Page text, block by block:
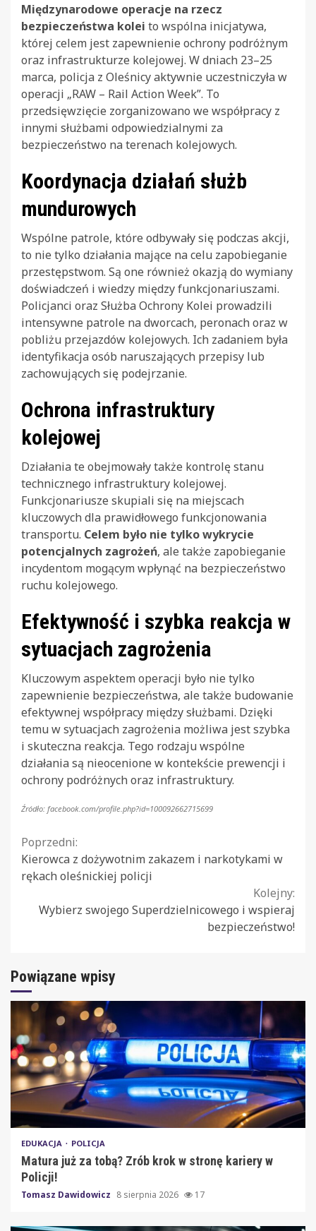
Międzynarodowe operacje na rzecz
bezpieczeństwa kolei to wspólna inicjatywa,
której celem jest zapewnienie ochrony podróżnym
oraz infrastrukturze kolejowej. W dniach 23–25
marca, policja z Oleśnicy aktywnie uczestniczyła w
operacji „RAW – Rail Action Week”. To
przedsięwzięcie zorganizowano we współpracy z
innymi służbami odpowiedzialnymi za
bezpieczeństwo na terenach kolejowych.
Koordynacja działań służb
mundurowych
Wspólne patrole, które odbywały się podczas akcji,
to nie tylko działania mające na celu zapobieganie
przestępstwom. Są one również okazją do wymiany
doświadczeń i wiedzy między funkcjonariuszami.
Policjanci oraz Służba Ochrony Kolei prowadzili
intensywne patrole na dworcach, peronach oraz w
pobliżu przejazdów kolejowych. Ich zadaniem była
identyfikacja osób naruszających przepisy lub
zachowujących się podejrzanie.
Ochrona infrastruktury
kolejowej
Działania te obejmowały także kontrolę stanu
technicznego infrastruktury kolejowej.
Funkcjonariusze skupiali się na miejscach
kluczowych dla prawidłowego funkcjonowania
transportu. Celem było nie tylko wykrycie
potencjalnych zagrożeń, ale także zapobieganie
incydentom mogącym wpłynąć na bezpieczeństwo
ruchu kolejowego.
Efektywność i szybka reakcja w
sytuacjach zagrożenia
Kluczowym aspektem operacji było nie tylko
zapewnienie bezpieczeństwa, ale także budowanie
efektywnej współpracy między służbami. Dzięki
temu w sytuacjach zagrożenia możliwa jest szybka
i skuteczna reakcja. Tego rodzaju wspólne
działania są nieocenione w kontekście prewencji i
ochrony podróżnych oraz infrastruktury.
Źródło: facebook.com/profile.php?id=100092662715699
Continue
Reading
Poprzedni:
Kierowca z dożywotnim zakazem i narkotykami w
rękach oleśnickiej policji
Kolejny:
Wybierz swojego Superdzielnicowego i wspieraj
bezpieczeństwo!
Powiązane wpisy
EDUKACJA POLICJA
Matura już za tobą? Zrób krok w stronę kariery w
Policji!
Tomasz Dawidowicz 8 sierpnia 2026 17